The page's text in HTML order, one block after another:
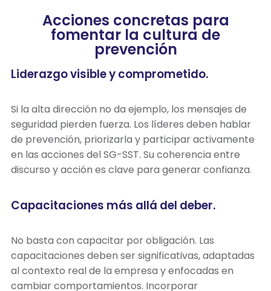
Acciones concretas para
fomentar la cultura de
prevención
Liderazgo visible y comprometido.
Si la alta dirección no da ejemplo, los mensajes de
seguridad pierden fuerza. Los líderes deben hablar
de prevención, priorizarla y participar activamente
en las acciones del SG-SST. Su coherencia entre
discurso y acción es clave para generar confianza.
Capacitaciones más allá del deber.
No basta con capacitar por obligación. Las
capacitaciones deben ser significativas, adaptadas
al contexto real de la empresa y enfocadas en
cambiar comportamientos. Incorporar